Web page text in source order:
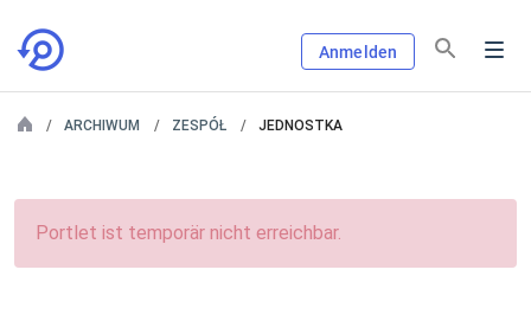
Anmelden
ARCHIWUM ZESPÓŁ JEDNOSTKA
Portlet ist temporär nicht erreichbar.